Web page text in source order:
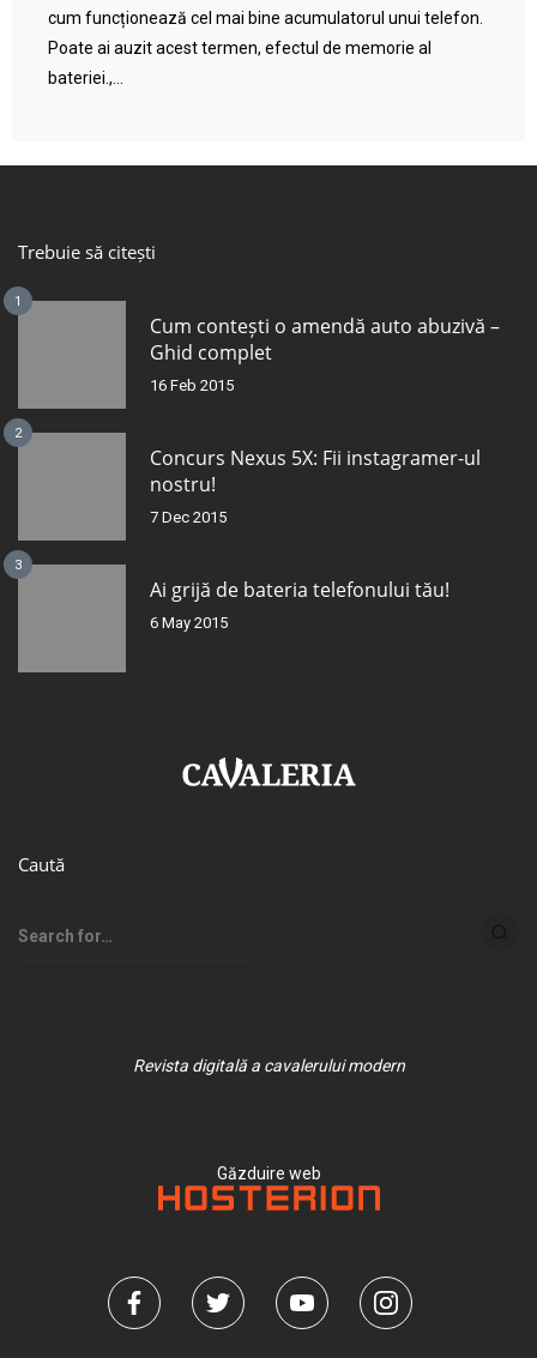
cum funcționează cel mai bine acumulatorul unui telefon.
Poate ai auzit acest termen, efectul de memorie al
bateriei.,...
Trebuie să citești
1
Cum contești o amendă auto abuzivă –
Ghid complet
16 Feb 2015
2
Concurs Nexus 5X: Fii instagramer-ul
nostru!
7 Dec 2015
3
Ai grijă de bateria telefonului tău!
6 May 2015
Caută
Revista digitală a cavalerului modern
Găzduire web